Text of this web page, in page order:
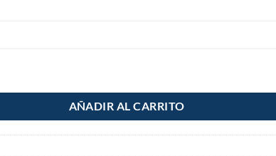
AÑADIR AL CARRITO